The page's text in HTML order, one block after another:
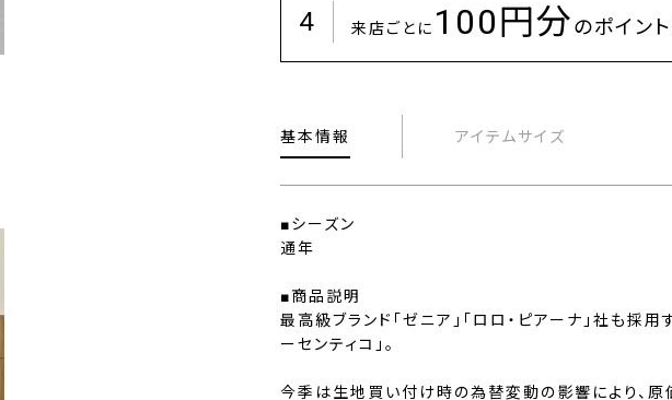
4 来店ごとに 100円分のポイン
基本情報 アイテムサイズ
■シーズン
通年
■商品説明
最高級ブランド「ゼニア」「ロロ・ピアーナ」社も採
ーセンティコ」。
今季は生地買い付け時の為替変動の影響により、原